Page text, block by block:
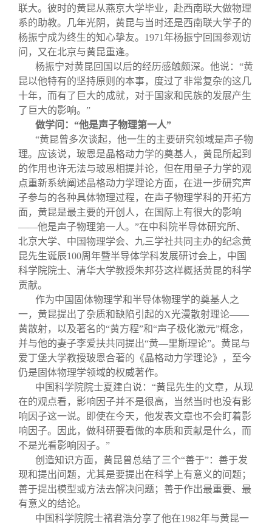
联大。彼时的黄昆从燕京大学毕业，赴西南联大做物理
系的助教。几年光阴，黄昆与当时还是西南联大学子的
杨振宁成为终生的知心挚友。1971年杨振宁回国参观访
问，又在北京与黄昆重逢。
杨振宁对黄昆回国以后的经历感触颇深。他说：“黄
昆以他特有的坚持原则的本事，度过了非常复杂的这几
十年，而有了巨大的成就，对于国家和民族的发展产生
了巨大的影响。”
做学问：“他是声子物理第一人”
“黄昆曾多次谈起，他一生的主要研究领域是声子物
理。应该说，玻恩是晶格动力学的奠基人，黄昆所起到
的作用也许无法与玻恩相提并论，但在用量子力学的观
点重新系统阐述晶格动力学理论方面，在进一步研究声
子参与的各种具体物理过程，在声子物理学科的开拓方
面，黄昆是最主要的开创人，在国际上有很大的影响
——他是声子物理第一人。”在中科院半导体研究所、
北京大学、中国物理学会、九三学社共同主办的纪念黄
昆先生诞辰100周年暨半导体学科发展研讨会上，中国
科学院院士、清华大学教授朱邦芬这样概括黄昆的科学
贡献。
作为中国固体物理学和半导体物理学的奠基人之
一，黄昆提出了杂质和缺陷引起的X光漫散射理论——
黄散射，以及著名的“黄方程”和“声子极化激元”概念，
并与他的妻子李爱扶共同提出“黄—里斯理论”。黄昆与
爱丁堡大学教授玻恩合著的《晶格动力学理论》，至今
仍是固体物理学领域的权威著作。
中国科学院院士夏建白说：“黄昆先生的文章，从现
在的观点看，影响因子并不是很高，当然当时也没有影
响因子这一说。即使在今天，他发表文章也不会盯着影
响因子。因此，做科研要看做的本质和贡献是什么，而
不是光看影响因子。”
创造知识方面，黄昆曾总结了三个“善于”：善于发
现和提出问题，尤其是要提出在科学上有意义的问题；
善于提出模型或方法去解决问题；善于作出最重要、最
有意义的结论。
中国科学院院士褚君浩分享了他在1982年与黄昆一